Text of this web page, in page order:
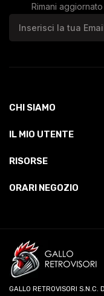
Rimani
CHI SIAMO
IL MIO UTENTE
RISORSE
ORARI NEGOZIO
GALLO RETROVISORI S.N.C.